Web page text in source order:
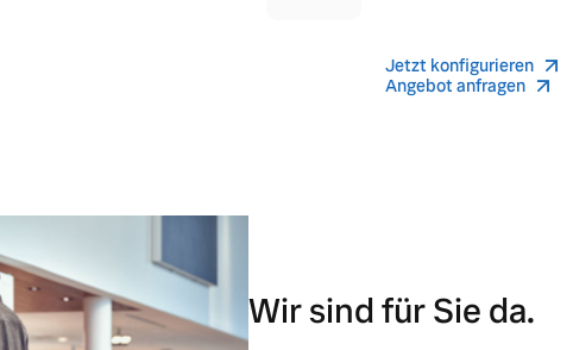
Jetzt konfigurieren
Angebot anfragen
Wir sind für Sie da.